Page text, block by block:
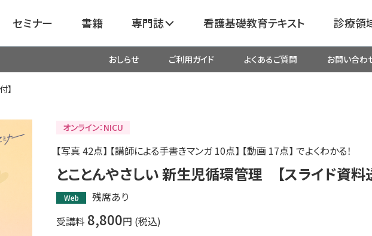
セミナー 書籍 専門誌
看護
看護基礎教育テキスト 診療領
血管
がん 化学療法・放射線治療・緩和ケア
科 産科・婦人科・周産期・助産 新生児・小児
救命・救急
おしらせ ご利用ガイド よくあるご質問 お問い合わ
】
オンライン：NICU
【写真 42点】 【講師による手書きマンガ 10点】 【動画 17点】 でよくわかる！
とことんやさしい 新生児循環管理 【スライド資料
Web
残席あり
受講料 8,800円 (税込)